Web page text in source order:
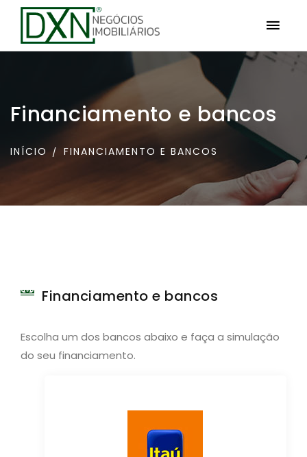
Financiamento e bancos
INÍCIO FINANCIAMENTO E BANCOS
Financiamento e bancos
Escolha um dos bancos abaixo e faça a simulação
do seu financiamento.